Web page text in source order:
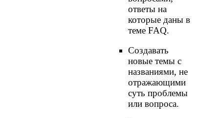
ответы на
которые даны в
теме FAQ.
Создавать
новые темы с
названиями, не
отражающими
суть проблемы
или вопроса.